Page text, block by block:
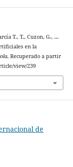
T., T., Cuzon, G., …
en la
. Recuperado a partir
view/239
de